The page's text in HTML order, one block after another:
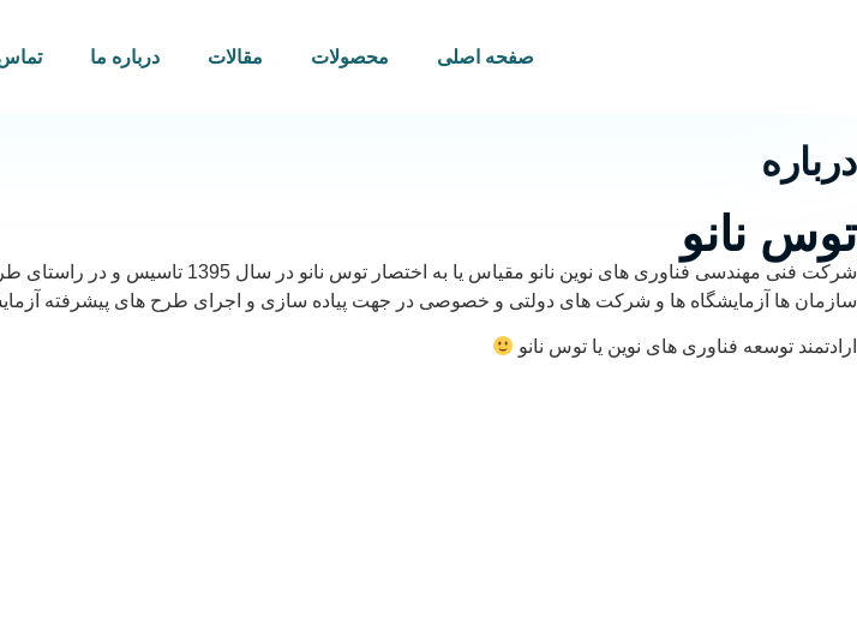
صفحه اصلی محصولات مقالات درباره ما تماس
درباره
توس نانو
شرکت فنی مهندسی فناوری های نوین
سازمان ها آزمایشگاه ها و شرکت های دولتی و خصوصی در جهت پیاده سازی و اجرای طرح های پیشرفته
ارادتمند توسعه فناوری های نوین یا توس نانو